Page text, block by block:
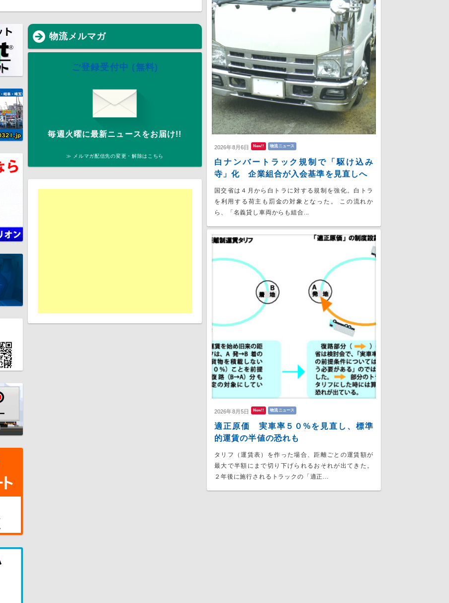
2026年8月6日 New!! 物流ニュース
白ナンバートラック規制で「駆け込み
寺」化 企業組合が入会基準を見直しへ
国交省は４月から白トラに対する規制を強化。白トラ
を利用する荷主も罰金の対象となった。 この流れか
ら、「名義貸し車両からも組合...
2026年8月5日 New!! 物流ニュース
適正原価 実車率５０%を見直し、標準
的運賃の半値の恐れも
タリフ（運賃表）を作った場合、距離ごとの運賃額が
最大で半額にまで切り下げられるおそれが出てきた。
２年後に施行されるトラックの「適正...
物流メルマガ
ご登録受付中 (無料)
毎週火曜に最新ニュースをお届け!!
≫ メルマガ配信先の変更・解除はこちら